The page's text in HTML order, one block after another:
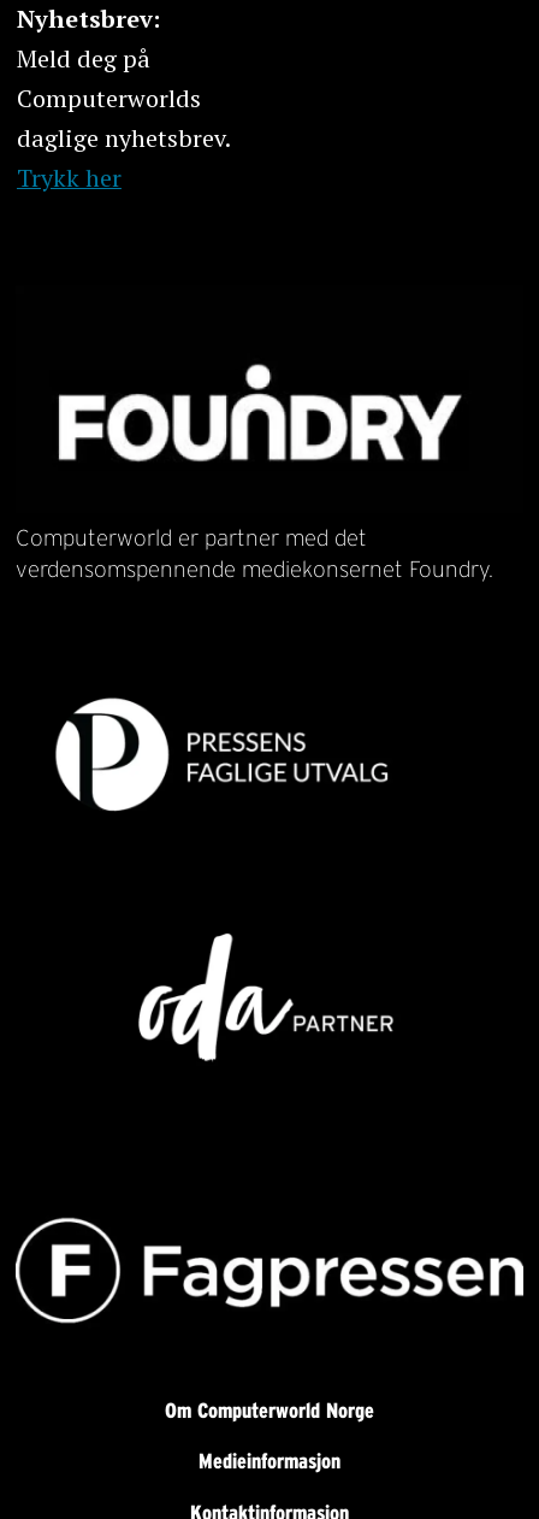
Nyhetsbrev:
Meld deg på
Computerworlds
daglige nyhetsbrev.
Trykk her
Computerworld er partner med det
verdensomspennende mediekonsernet Foundry.
Om Computerworld Norge
Medieinformasjon
Kontaktinformasjon